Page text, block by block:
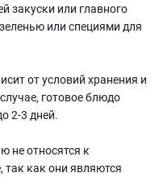
закуски или главного
или специями для
от условий хранения и
готовое блюдо
2-3 дней.
не относятся к
так как они являются